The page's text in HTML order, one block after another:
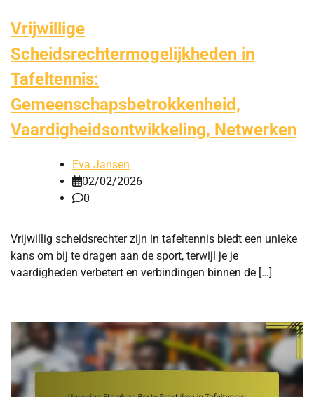
Vrijwillige
Scheidsrechtermogelijkheden in
Tafeltennis:
Gemeenschapsbetrokkenheid,
Vaardigheidsontwikkeling, Netwerken
Eva Jansen
02/02/2026
0
Vrijwillig scheidsrechter zijn in tafeltennis biedt een unieke
kans om bij te dragen aan de sport, terwijl je je
vaardigheden verbetert en verbindingen binnen de […]